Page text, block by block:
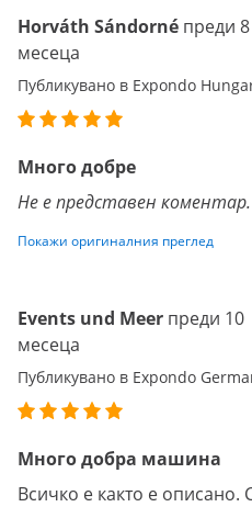
Horváth Sándorné преди 8
месеца
Публикувано в Expondo
Много добре
Не е представен коментар.
Покажи оригиналния преглед
Events und Meer преди 10
месеца
Публикувано в Expondo
Много добра машина
Всичко е както е описано.